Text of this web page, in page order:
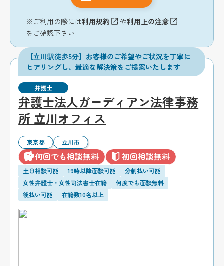
※ご利用の際には利用規約 や利用上の注意
をご確認下さい
【立川駅徒歩5分】お客様のご希望やご状況を丁寧に
ヒアリングし、最適な解決策をご提案いたします
弁護士
弁護士法人ガーディアン法律事務
所 立川オフィス
東京都 立川市
何回でも相談無料 初回相談無料
土日相談可能 19時以降面談可能
分割払い可能
女性弁護士・女性司法書士在籍
何度でも面談無料
後払い可能
在籍数10名以上